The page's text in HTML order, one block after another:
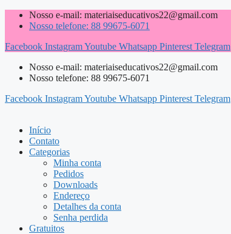
Pular
para
conteúdo
Nosso e-mail: materiaiseducativos22@gmail.com
Nosso telefone: 88 99675-6071
Facebook InstagramYoutube Whatsapp Pinterest Telegram
Nosso e-mail: materiaiseducativos22@gmail.com
Nosso telefone: 88 99675-6071
Facebook InstagramYoutube Whatsapp Pinterest Telegram
Início
Contato
Categorias
Minha conta
Pedidos
Downloads
Endereço
Detalhes da conta
Senha perdida
Gratuitos